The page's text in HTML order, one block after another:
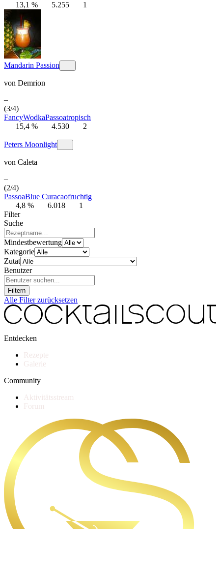
13,1 %
5.255 1
Mandarin Passion
von Demrion
–
(3/4)
FancyWodkaPassoatropisch
15,4 %
4.530 2
Peters Moonlight
von Caleta
–
(2/4)
PassoaBlue Curacaofruchtig
4,8 %
6.018
1
Filter
Suche
Mindestbewertung
Kategorie
Zutat
Benutzer
Filtern
Alle Filter zurücksetzen
Entdecken
Rezepte
Galerie
Community
Aktivitätsstream
Forum